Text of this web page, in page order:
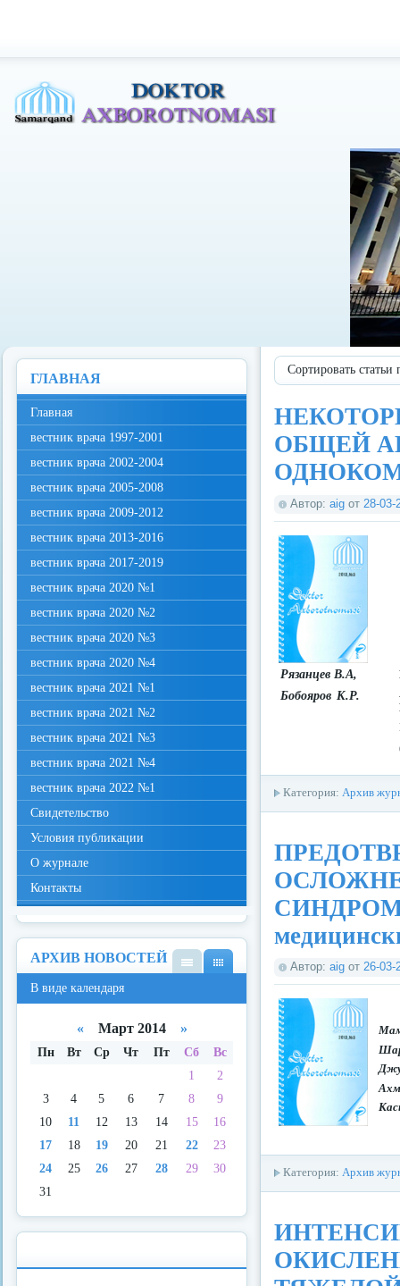
Сортировать
ОБЩЕЙ
Автор: aig от 28-03-
Рязанцев В.А,
Бобояров К.Р.
Категория: Архив
Автор: aig от 26-03-
Категория: Архив
ГЛАВНАЯ
Главная
вестник врача 1997-2001
вестник врача 2002-2004
вестник врача 2005-2008
вестник врача 2009-2012
вестник врача 2013-2016
вестник врача 2017-2019
вестник врача 2020 №1
вестник врача 2020 №2
вестник врача 2020 №3
вестник врача 2020 №4
вестник врача 2021 №1
вестник врача 2021 №2
вестник врача 2021 №3
вестник врача 2021 №4
вестник врача 2022 №1
Свидетельство
Условия публикации
О журнале
Контакты
АРХИВ НОВОСТЕЙ
В виде календаря
«Март 2014 »
Пн Вт Ср Чт Пт Сб
Вс
1
2
3
4 5 6 7 8
9
10
11 12 13 14 15
16
17
18 19 20 21 22
23
24
25 26 27 28 29
30
31